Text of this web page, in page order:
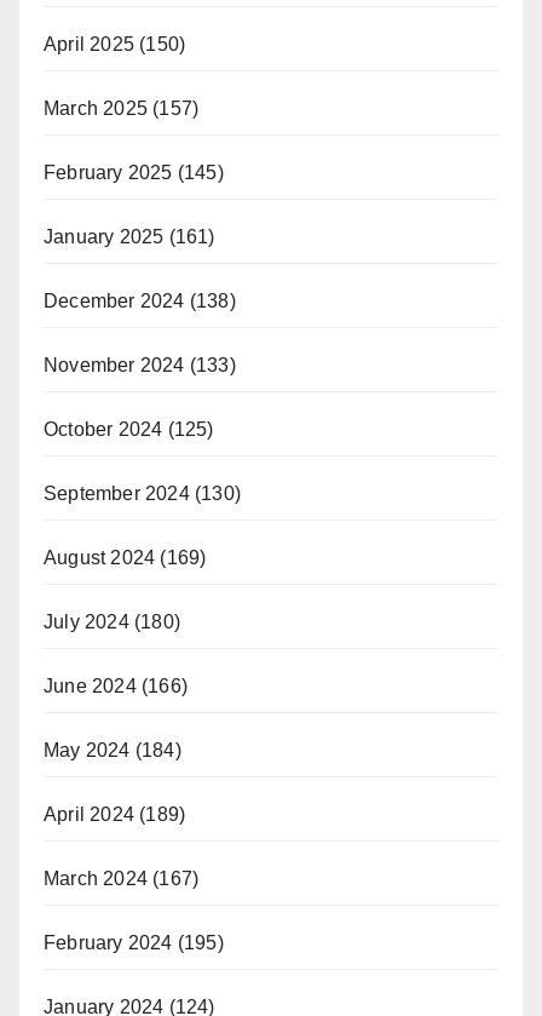
April 2025 (150)
March 2025 (157)
February 2025 (145)
January 2025 (161)
December 2024 (138)
November 2024 (133)
October 2024 (125)
September 2024(130)
August 2024 (169)
July 2024(180)
June 2024(166)
May 2024 (184)
April 2024 (189)
March 2024 (167)
February 2024 (195)
January 2024 (124)